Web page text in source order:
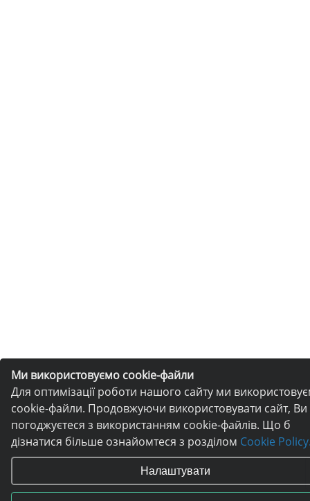
Ми використовуємо cookie-файли
Для оптимізації роботи нашого сайту ми
cookie-файли. Продовжуючи використовувати сайт, Ви
погоджуєтеся з використанням cookie-файлів. Що б
дізнатися більше ознайомтеся з розділом Cookie
Налаштувати